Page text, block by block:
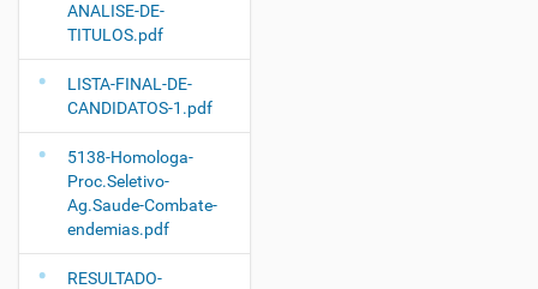
ANALISE-DE-
TITULOS.pdf
LISTA-FINAL-DE-
CANDIDATOS-1.pdf
5138-Homologa-
Proc.Seletivo-
Ag.Saude-Combate-
endemias.pdf
RESULTADO-